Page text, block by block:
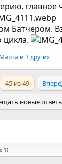
главное
Батчером.
цикла.
и 3 других
45 из 49
новые
1)